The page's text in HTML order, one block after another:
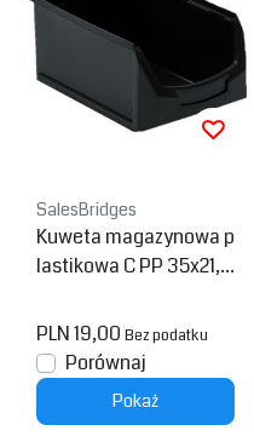
SalesBridges
Kuweta magazynowa p
lastikowa C PP 35x21,3
PLN 19,00 Bez podatku
Porównaj
Pokaż